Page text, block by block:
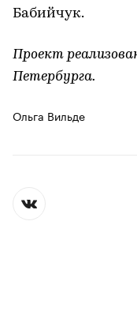
Бабийчук.
Проект
Петербурга.
Ольга Вильде